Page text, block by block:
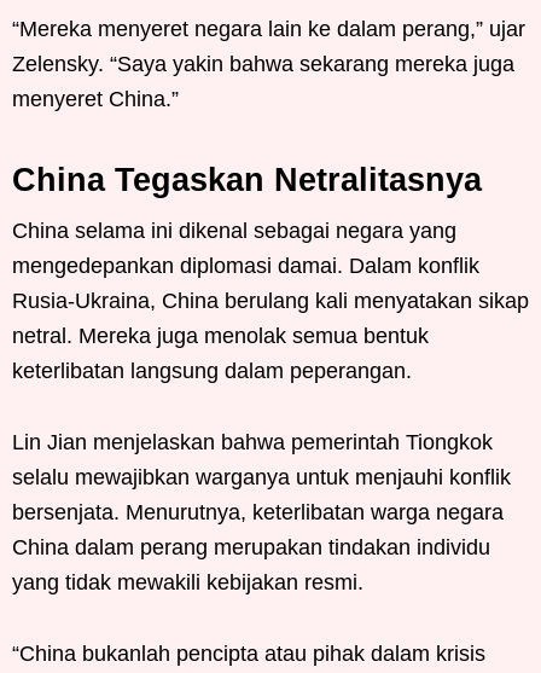
“Mereka menyeret negara lain ke dalam perang,” ujar
Zelensky. “Saya yakin bahwa sekarang mereka juga
menyeret China.”
China Tegaskan Netralitasnya
China selama ini dikenal sebagai negara yang
mengedepankan diplomasi damai. Dalam konflik
Rusia-Ukraina, China berulang kali menyatakan sikap
netral. Mereka juga menolak semua bentuk
keterlibatan langsung dalam peperangan.
Lin Jian menjelaskan bahwa pemerintah Tiongkok
selalu mewajibkan warganya untuk menjauhi konflik
bersenjata. Menurutnya, keterlibatan warga negara
China dalam perang merupakan tindakan individu
yang tidak mewakili kebijakan resmi.
“China bukanlah pencipta atau pihak dalam krisis